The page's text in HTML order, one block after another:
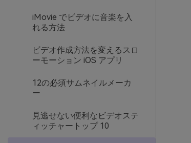
iMovie でビデオに音楽を入
れる方法
ビデオ作成方法を変えるスロ
ーモーション iOS アプリ
12の必須サムネイルメーカ
ー
見逃せない便利なビデオステ
ィッチャートップ 10